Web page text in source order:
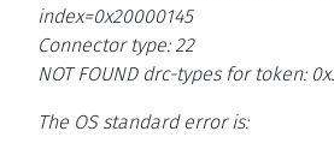
index=0x20000145
Connector type: 22
NOT FOUND drc-types for token:
The OS standard error is: